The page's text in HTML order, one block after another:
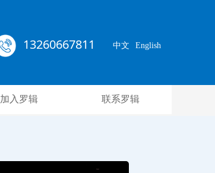
13260667811 中文 English
加入罗辑 联系罗辑